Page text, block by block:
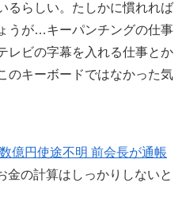
るらしい。たしかに慣れれば
うが…キーパンチングの仕事
レビの字幕を入れる仕事とか
のキーボードではなかった気
億円使途不明 前会長が通帳
金の計算はしっかりしないと